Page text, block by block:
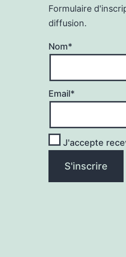
Formulaire
diffusion.
Nom*
Email*
J'accepte